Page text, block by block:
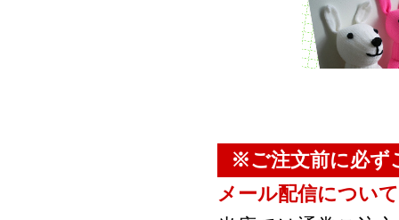
※ご注文前に必ず
メール配信につい